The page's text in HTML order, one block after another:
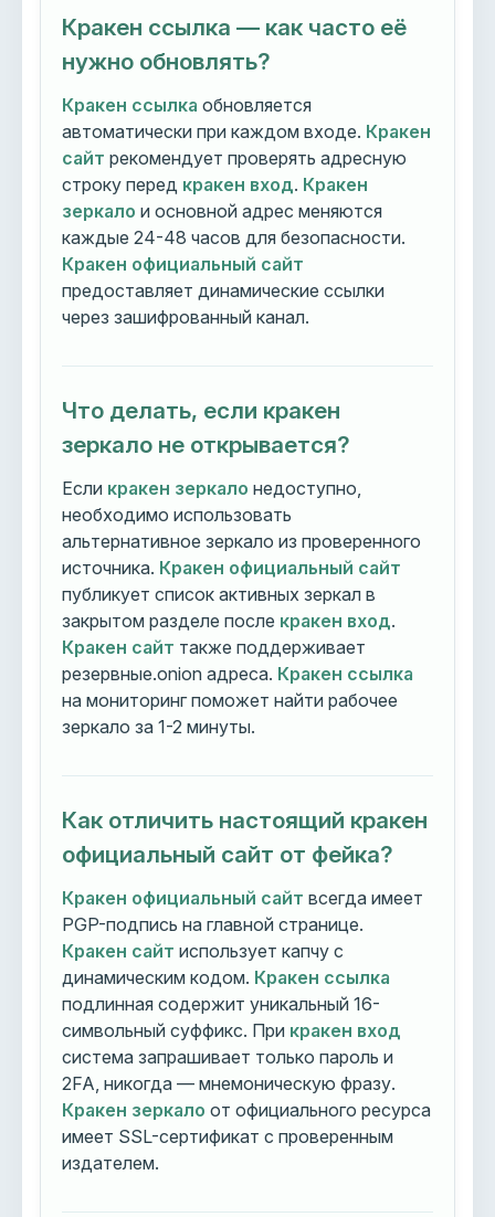
Кракен ссылка — как часто её
нужно обновлять?
Кракен ссылка обновляется
автоматически при каждом входе. Кракен
сайт рекомендует проверять адресную
строку перед кракен вход. Кракен
зеркало и основной адрес меняются
каждые 24-48 часов для безопасности.
Кракен официальный сайт
предоставляет динамические ссылки
через зашифрованный канал.
Что делать, если кракен
зеркало не открывается?
Если кракен зеркало недоступно,
необходимо использовать
альтернативное зеркало из проверенного
источника. Кракен официальный сайт
публикует список активных зеркал в
закрытом разделе после кракен вход.
Кракен сайт также поддерживает
резервные.onion адреса. Кракен ссылка
на мониторинг поможет найти рабочее
зеркало за 1-2 минуты.
Как отличить настоящий кракен
официальный сайт от фейка?
Кракен официальный сайт всегда имеет
PGP-подпись на главной странице.
Кракен сайт использует капчу с
динамическим кодом. Кракен ссылка
подлинная содержит уникальный 16-
символьный суффикс. При кракен вход
система запрашивает только пароль и
2FA, никогда — мнемоническую фразу.
Кракен зеркало от официального ресурса
имеет SSL-сертификат с проверенным
издателем.